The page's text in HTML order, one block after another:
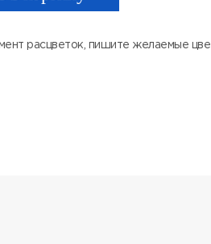
расцветок, пишите желаемые